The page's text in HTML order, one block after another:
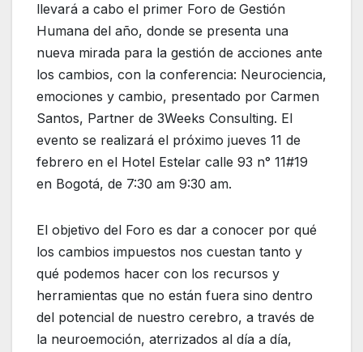
llevará a cabo el primer Foro de Gestión
Humana del año, donde se presenta una
nueva mirada para la gestión de acciones ante
los cambios, con la conferencia: Neurociencia,
emociones y cambio, presentado por Carmen
Santos, Partner de 3Weeks Consulting. El
evento se realizará el próximo jueves 11 de
febrero en el Hotel Estelar calle 93 n° 11#19
en Bogotá, de 7:30 am 9:30 am.
El objetivo del Foro es dar a conocer por qué
los cambios impuestos nos cuestan tanto y
qué podemos hacer con los recursos y
herramientas que no están fuera sino dentro
del potencial de nuestro cerebro, a través de
la neuroemoción, aterrizados al día a día,